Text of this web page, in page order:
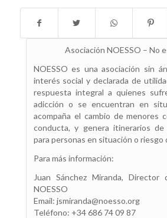
Asociación NOESSO – No
NOESSO es una asociación sin
interés social y declarada de
respuesta integral a quienes
adicción o se encuentran en
acompaña el cambio de menores
conducta, y genera itinerarios de
para personas en situación o riesgo
Para más información:
Juan Sánchez Miranda, Director
NOESSO
Email: jsmiranda@noesso.org
Teléfono: +34 686 74 09 87